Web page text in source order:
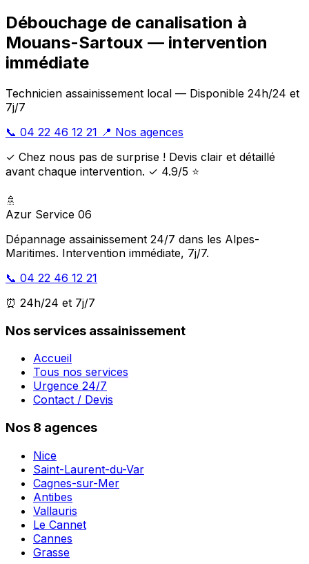
Débouchage de canalisation à
Mouans-Sartoux — intervention
immédiate
Technicien assainissement local — Disponible 24h/24 et
7j/7
📞 04 22 46 12 21 📍 Nos agences
✓ Chez nous pas de surprise ! Devis clair et détaillé
avant chaque intervention. ✓ 4.9/5 ⭐
🚿
Azur Service 06
Dépannage assainissement 24/7 dans les Alpes-
Maritimes. Intervention immédiate, 7j/7.
📞 04 22 46 12 21
⏰ 24h/24 et 7j/7
Nos services assainissement
Accueil
Tous nos services
Urgence 24/7
Contact / Devis
Nos 8 agences
Nice
Saint-Laurent-du-Var
Cagnes-sur-Mer
Antibes
Vallauris
Le Cannet
Cannes
Grasse